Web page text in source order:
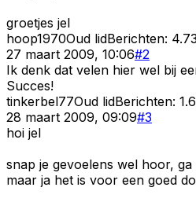
groetjes jel
hoop1970Oud lidBerichten:
27 maart 2009, 10:06#2
Ik denk dat velen hier wel bij
Succes!
tinkerbel77Oud lidBerichten:
28 maart 2009, 09:09#3
hoi jel
snap je gevoelens wel hoor,
maar ja het is voor een goed